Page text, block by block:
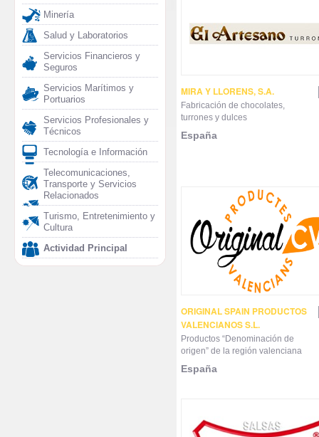
Minería
Salud y Laboratorios
Servicios Financieros y
Seguros
Servicios Marítimos y
Portuarios
Servicios Profesionales y
Técnicos
Tecnología e Información
Telecomunicaciones,
Transporte y Servicios
Relacionados
Turismo, Entretenimiento y
Cultura
Actividad Principal
MIRA Y LLORENS, S.A.
Fabricación de chocolates,
turrones y dulces
España
ORIGINAL SPAIN PRODUCTOS
VALENCIANOS S.L.
Productos “Denominación de
origen” de la región valenciana
España